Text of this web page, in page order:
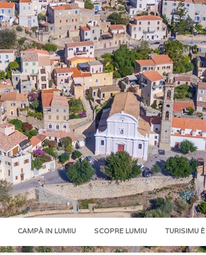
CAMPÀ IN LUMIU SCOPRE LUMIU TURISIMU